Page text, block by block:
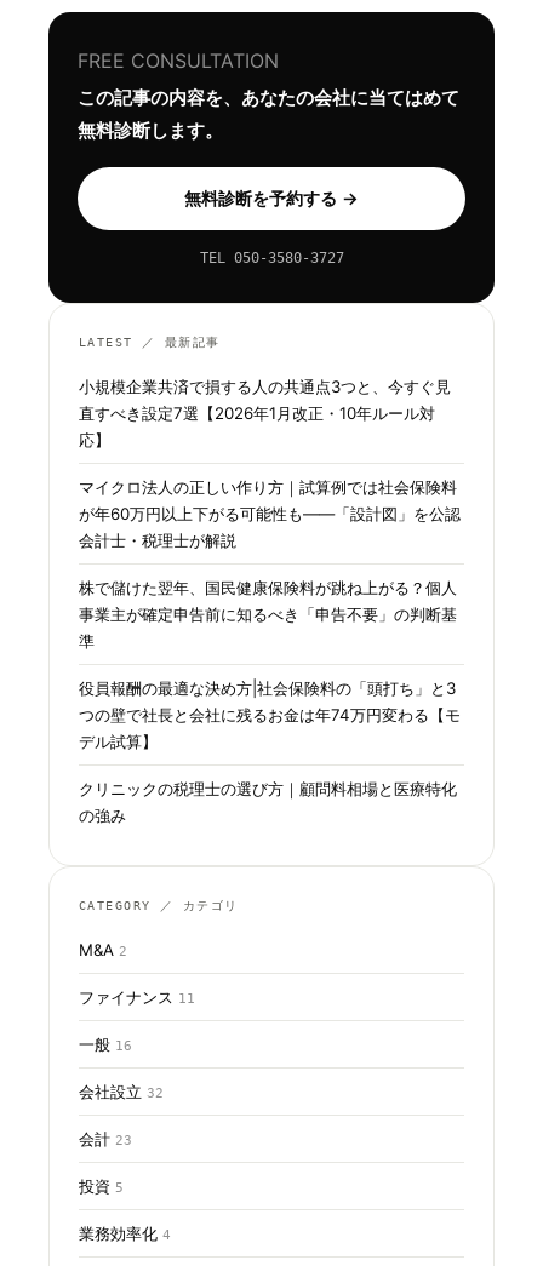
FREE CONSULTATION
この記事の内容を、あなたの会社に当てはめて
無料診断します。
無料診断を予約する →
TEL 050-3580-3727
LATEST ／ 最新記事
小規模企業共済で損する人の共通点3つと、今すぐ見
直すべき設定7選【2026年1月改正・10年ルール対
応】
マイクロ法人の正しい作り方｜試算例では社会保険料
が年60万円以上下がる可能性も——「設計図」を公認
会計士・税理士が解説
株で儲けた翌年、国民健康保険料が跳ね上がる？個人
事業主が確定申告前に知るべき「申告不要」の判断基
準
役員報酬の最適な決め方|社会保険料の「頭打ち」と3
つの壁で社長と会社に残るお金は年74万円変わる【モ
デル試算】
クリニックの税理士の選び方｜顧問料相場と医療特化
の強み
CATEGORY ／ カテゴリ
M&A 2
ファイナンス 11
一般 16
会社設立 32
会計 23
投資 5
業務効率化 4